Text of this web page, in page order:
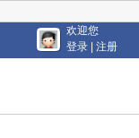
欢迎您
登录
注册